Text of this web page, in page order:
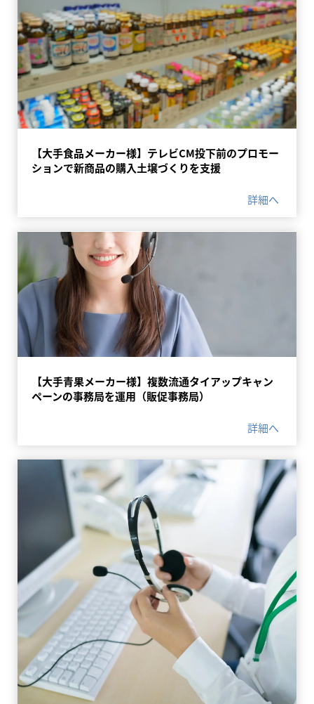
【大手食品メーカー様】テレビCM投下前のプロモー
ションで新商品の購入土壌づくりを支援
詳細へ
【大手青果メーカー様】複数流通タイアップキャン
ペーンの事務局を運用（販促事務局）
詳細へ